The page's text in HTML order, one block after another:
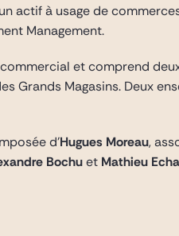
actif à usage de
Management.
et comprend
Grands Magasins. Deux
d’Hugues Moreau,
Bochuet Mathieu